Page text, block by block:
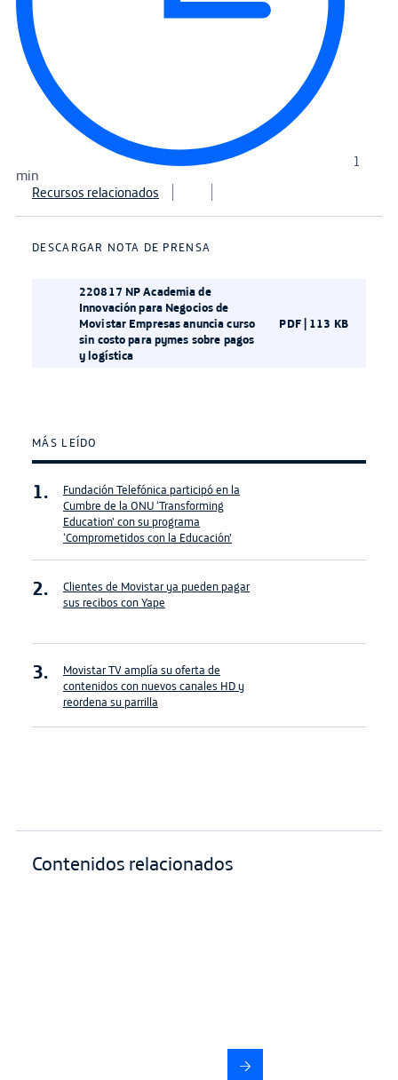
1
min
Recursos relacionados
DESCARGAR NOTA DE PRENSA
220817 NP Academia de
Innovación para Negocios de
Movistar Empresas anuncia curso
sin costo para pymes sobre pagos
y logística
PDF | 113 KB
MÁS LEÍDO
Fundación Telefónica participó en la
Cumbre de la ONU ‘Transforming
Education’ con su programa
‘Comprometidos con la Educación’
Clientes de Movistar ya pueden pagar
sus recibos con Yape
Movistar TV amplía su oferta de
contenidos con nuevos canales HD y
reordena su parrilla
Contenidos relacionados